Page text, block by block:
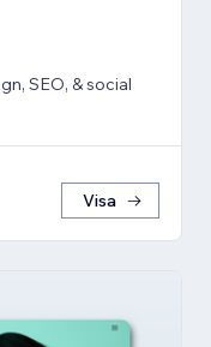
SEO, & social
Visa